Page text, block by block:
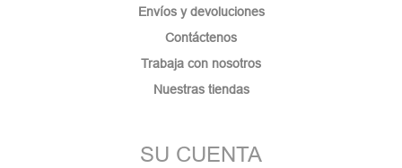
Envíos y devoluciones
Contáctenos
Trabaja con nosotros
Nuestras tiendas
SU CUENTA